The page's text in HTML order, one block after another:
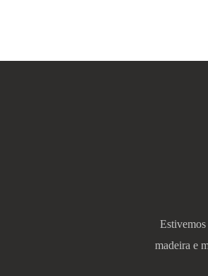
madeira e